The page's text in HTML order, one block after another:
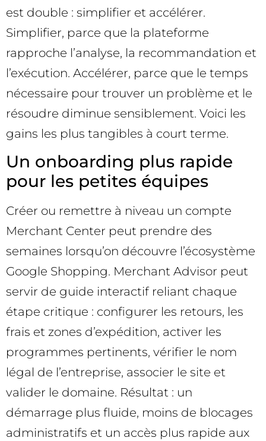
est double : simplifier et accélérer.
Simplifier, parce que la plateforme
rapproche l’analyse, la recommandation et
l’exécution. Accélérer, parce que le temps
nécessaire pour trouver un problème et le
résoudre diminue sensiblement. Voici les
gains les plus tangibles à court terme.
Un onboarding plus rapide
pour les petites équipes
Créer ou remettre à niveau un compte
Merchant Center peut prendre des
semaines lorsqu’on découvre l’écosystème
Google Shopping. Merchant Advisor peut
servir de guide interactif reliant chaque
étape critique : configurer les retours, les
frais et zones d’expédition, activer les
programmes pertinents, vérifier le nom
légal de l’entreprise, associer le site et
valider le domaine. Résultat : un
démarrage plus fluide, moins de blocages
administratifs et un accès plus rapide aux